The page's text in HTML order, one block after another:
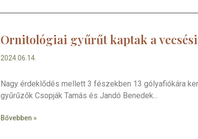
Ornitológiai gyűrűt kaptak a
2024.06.14.
Nagy érdeklődés mellett 3 fészekben 13 gólyafiókára
gyűrűzők Csopják Tamás és Jandó Benedek
Bővebben »